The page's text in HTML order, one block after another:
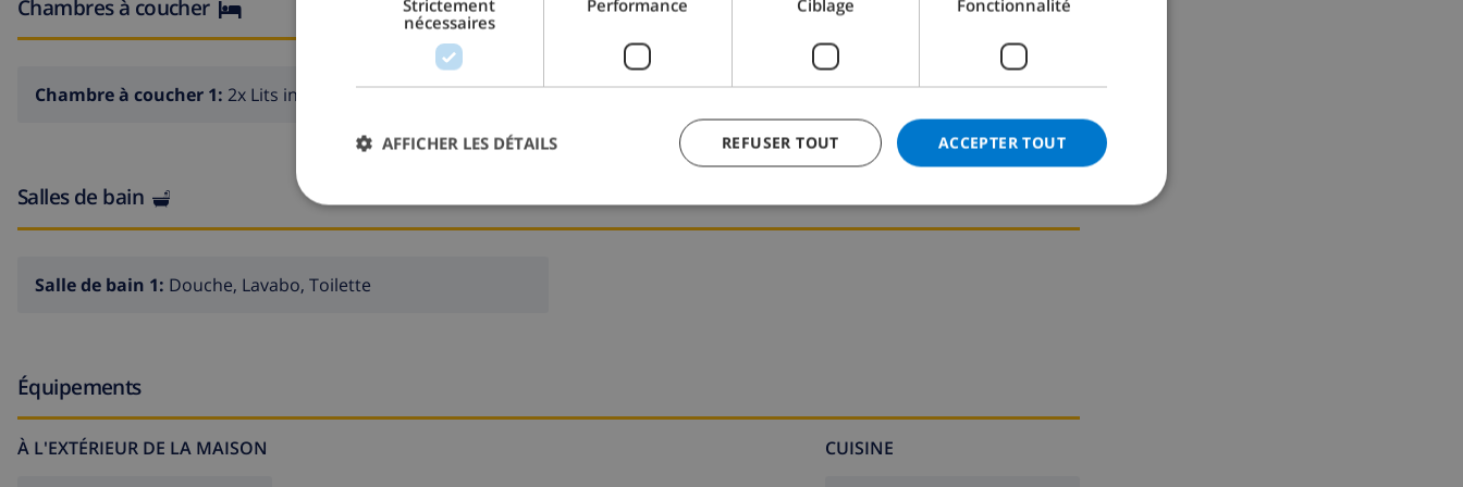
Chambres à coucher
Chambre à coucher 1: 2x Lits individuels
Salles de bain
Salle de bain 1: Douche, Lavabo, Toilette
Équipements
À L'EXTÉRIEUR DE LA MAISON CUISINE
CATALAN
DANISH
Strictement
nécessaires
Performance Ciblage Fonctionnalité
ACCEPTER TOUT
REFUSER TOUT
AFFICHER LES DÉTAILS